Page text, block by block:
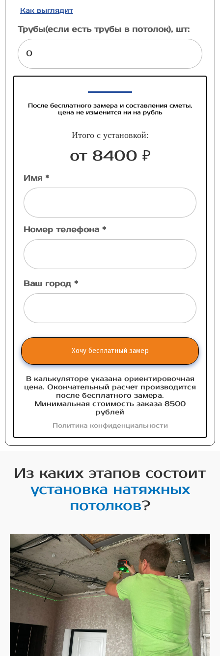
Как выглядит
Трубы(если есть трубы в потолок), шт:
После бесплатного замера и составления сметы,
цена не изменится ни на рубль
Итого с установкой:
от 8400 ₽
Имя *
Номер телефона *
Ваш город *
Хочу бесплатный замер
В калькуляторе указана ориентировочная
цена. Окончательный расчет производится
после бесплатного замера.
Минимальная стоимость заказа 8500
рублей
Политика конфиденциальности
Из каких этапов состоит
установка натяжных
потолков?